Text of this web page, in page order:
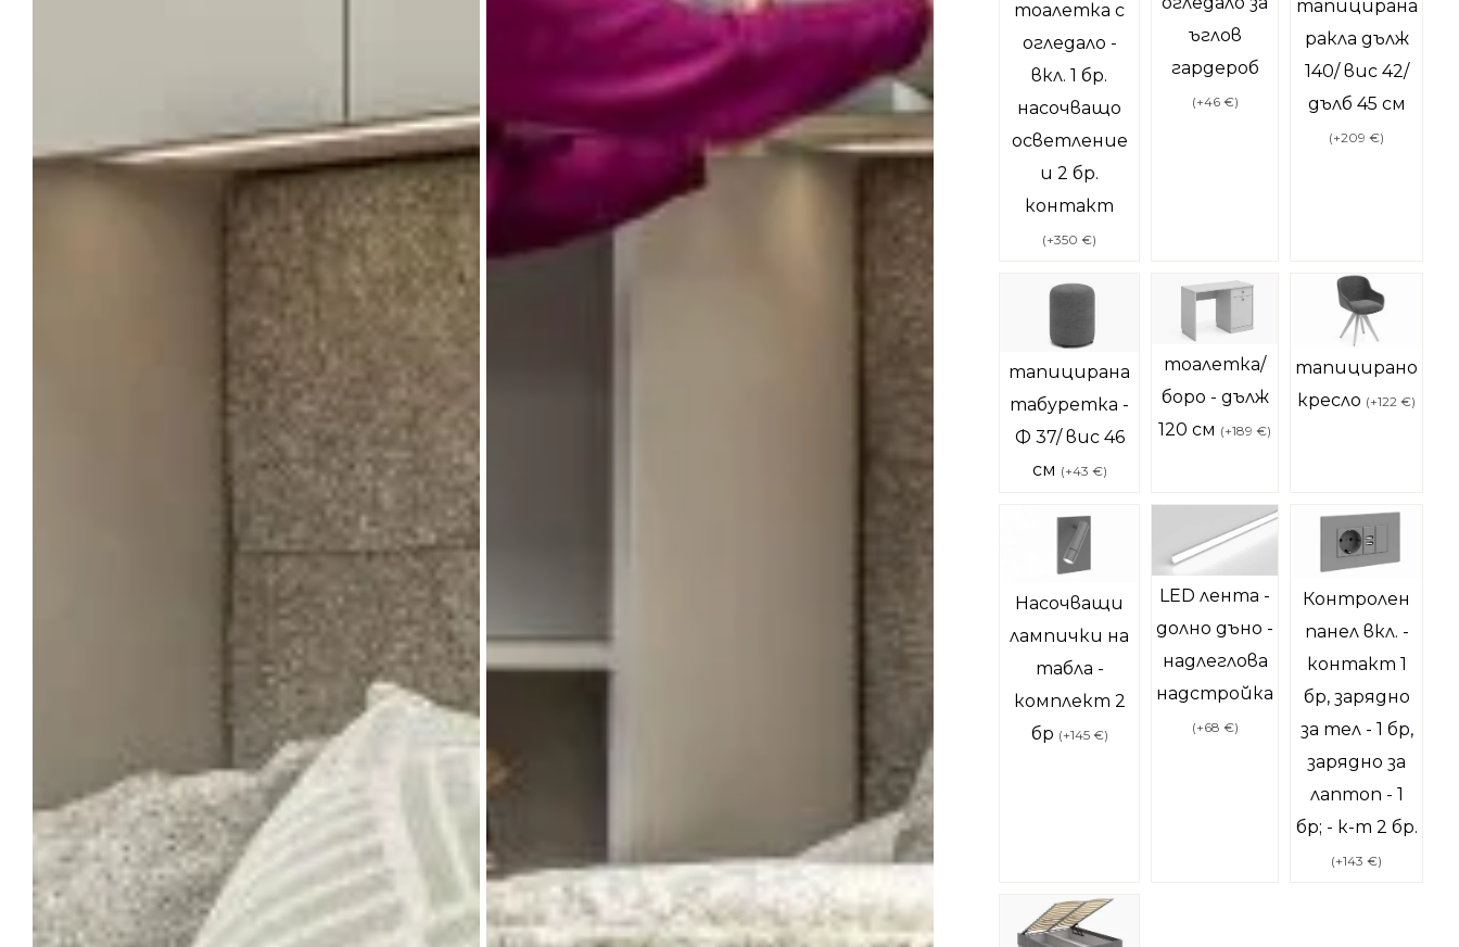
тоалетка с
огледало -
вкл. 1 бр.
насочващо
осветление
и 2 бр.
контакт
(+350 €)
ъглов
гардероб
(+46 €)
тапицирана
ракла дълж
140/ вис 42/
дълб 45 см
(+209 €)
тапицирана
табуретка -
Ф 37/ вис 46
см (+43 €)
тоалетка/
боро - дълж
120 см (+189 €)
тапицирано
кресло (+122 €)
Насочващи
лампички на
табла -
комплект 2
бр (+145 €)
LED лента -
долно дъно -
надлеглова
надстройка
(+68 €)
Контролен
панел вкл. -
контакт 1
бр, зарядно
за тел - 1 бр,
зарядно за
лаптоп - 1
бр; - к-т 2 бр.
(+143 €)